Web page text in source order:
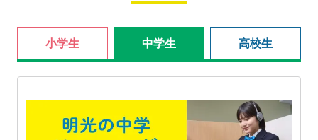
小学生 中学生 高校生